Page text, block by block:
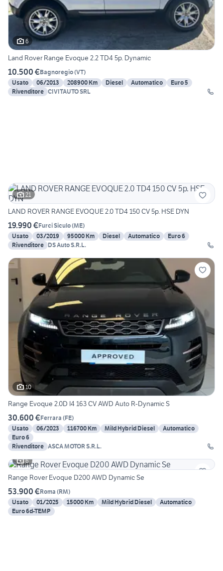
6
Land Rover Range Evoque 2.2 TD4 5p. Dynamic
10.500 €Bagnoregio(VT)
Usato
06/2013 208900 Km Diesel Automatico
Euro 5
Rivenditore CIVITAUTO SRL
21
LAND ROVER RANGE EVOQUE 2.0 TD4 150 CV 5p. HSE DYN
19.990 €Furci Siculo(ME)
Usato
03/2019 95000 Km Diesel Automatico
Euro 6
Rivenditore DS Auto S.R.L.
10
Range Evoque 2.0D I4 163 CV AWD Auto R-Dynamic S
30.600 €Ferrara (FE)
Usato
06/2023 116700 Km Mild Hybrid Diesel
Automatico
Euro 6
Rivenditore ASCA MOTOR S.R.L.
6
Range Rover Evoque D200 AWD Dynamic Se
53.900 €Roma (RM)
Usato
01/2025 15000 Km Mild Hybrid Diesel
Automatico
Euro 6d-TEMP